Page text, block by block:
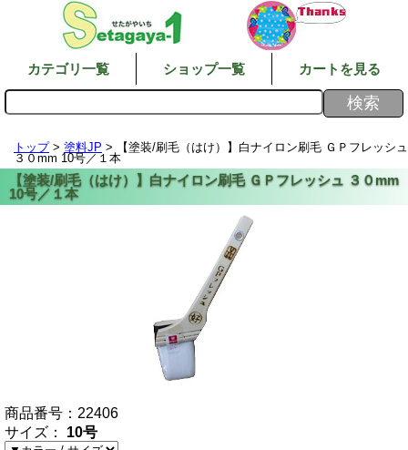
カテゴリ一覧 ショップ一覧 カートを見る
トップ> 塗料JP > 【塗装/刷毛（はけ）】白ナイロン刷毛 ＧＰフレッシュ
３０mm 10号／１本
商品番号： 22406
サイズ： 10号